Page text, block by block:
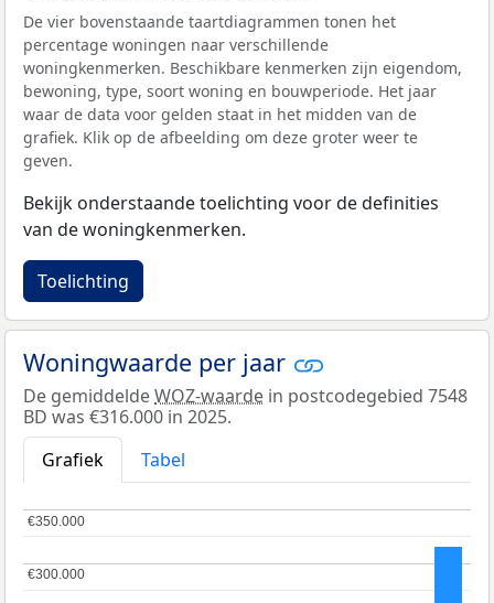
De vier bovenstaande taartdiagrammen tonen het
percentage woningen naar verschillende
woningkenmerken. Beschikbare kenmerken zijn eigendom,
bewoning, type, soort woning en bouwperiode. Het jaar
waar de data voor gelden staat in het midden van de
grafiek. Klik op de afbeelding om deze groter weer te
geven.
Bekijk onderstaande toelichting voor de definities
van de woningkenmerken.
Toelichting
Woningwaarde per jaar
De gemiddeldeWOZ-waarde in postcodegebied 7548
BD was €316.000 in 2025.
Grafiek
Tabel
€300.000
€300.000
€350.000
€350.000